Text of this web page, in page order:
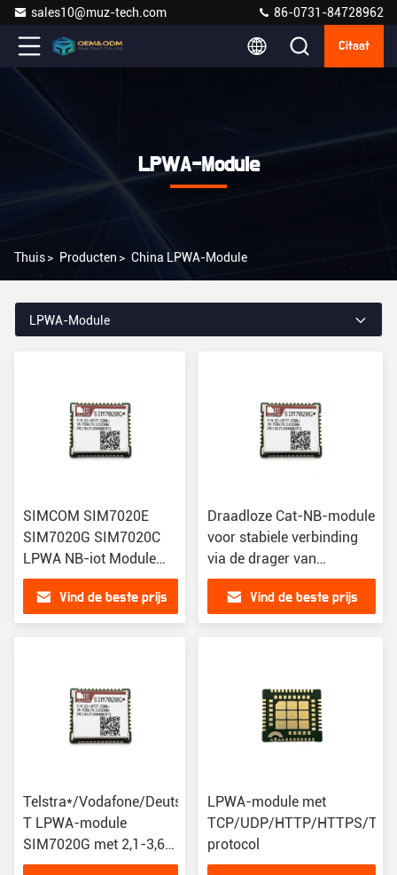
sales10@muz-tech.com 86-0731-84728962
Citaat
LPWA-Module
Thuis> Producten > China LPWA-Module
LPWA-Module
SIMCOM SIM7020E
SIM7020G SIM7020C
LPWA NB-iot Module
SIM7020 serie
compatibel met
SIM800C
Vind de beste prijs
Draadloze Cat-NB-module
voor stabiele verbinding
via de drager van
Deutsche Telekom
SIM7020EVind de beste prijs
Telstra*/Vodafone/Deutsche
T LPWA-module
SIM7020G met 2,1-3,6V
voedingsspanningsbereik
LPWA-module met
TCP/UDP/HTTP/HTTPS/
protocol